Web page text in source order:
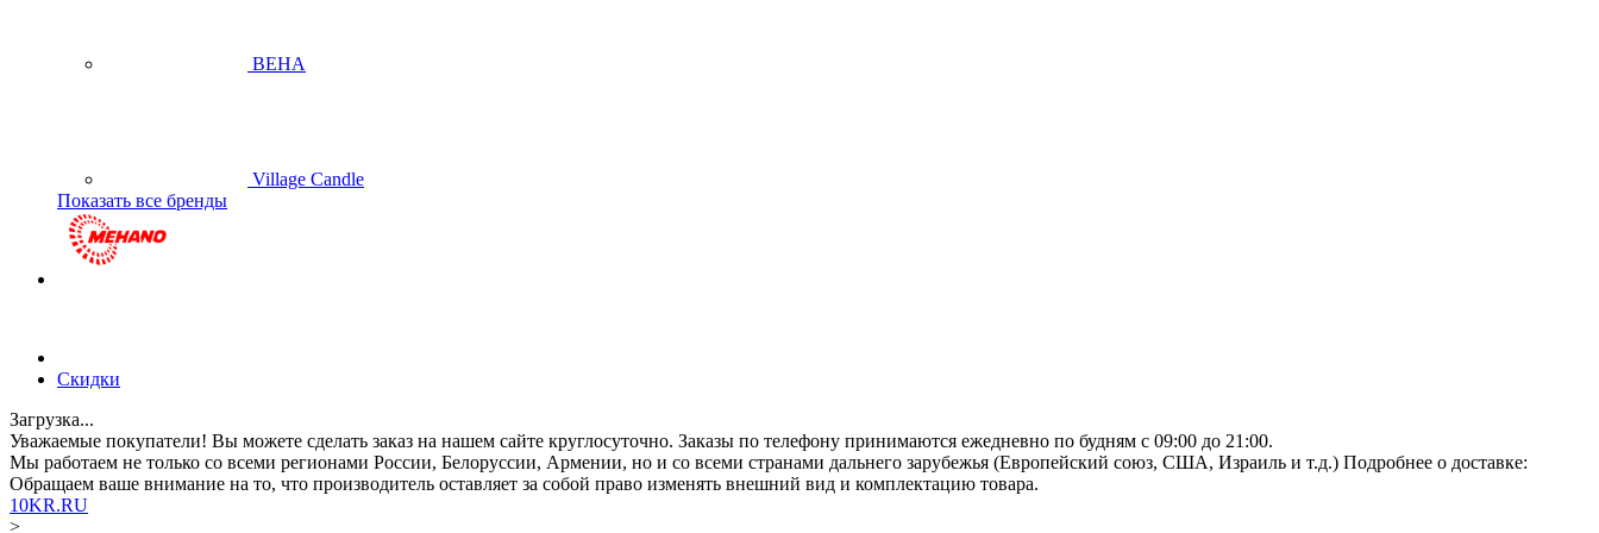
BEHA
Village Candle
Показать все бренды
Скидки
Загрузка...
Уважаемые покупатели! Вы можете сделать заказ на нашем сайте круглосуточно. Заказы по телефону принимаются ежедневно по будням с 09:00 до 21:00.
Мы работаем не только со всеми регионами России, Белоруссии, Армении, но и со всеми странами дальнего зарубежья (Европейский союз, США, Израиль и т.д.) Подробнее о доставке:
Обращаем ваше внимание на то, что производитель оставляет за собой право изменять внешний вид и комплектацию товара.
10KR.RU
>